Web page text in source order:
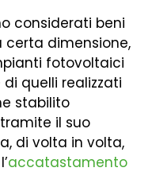
considerati beni
certa dimensione,
fotovoltaici
quelli realizzati
stabilito
il suo
di volta in volta,
accatastamento